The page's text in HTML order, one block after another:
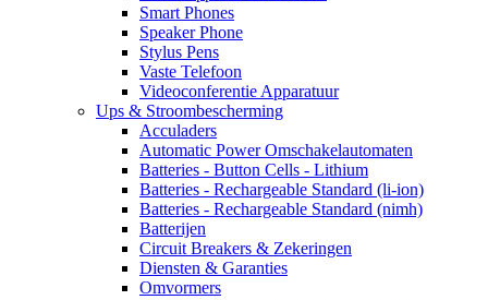
Smart Phones
Speaker Phone
Stylus Pens
Vaste Telefoon
Videoconferentie Apparatuur
Ups & Stroombescherming
Acculaders
Automatic Power Omschakelautomaten
Batteries - Button Cells - Lithium
Batteries - Rechargeable Standard (li-ion)
Batteries - Rechargeable Standard (nimh)
Batterijen
Circuit Breakers & Zekeringen
Diensten & Garanties
Omvormers